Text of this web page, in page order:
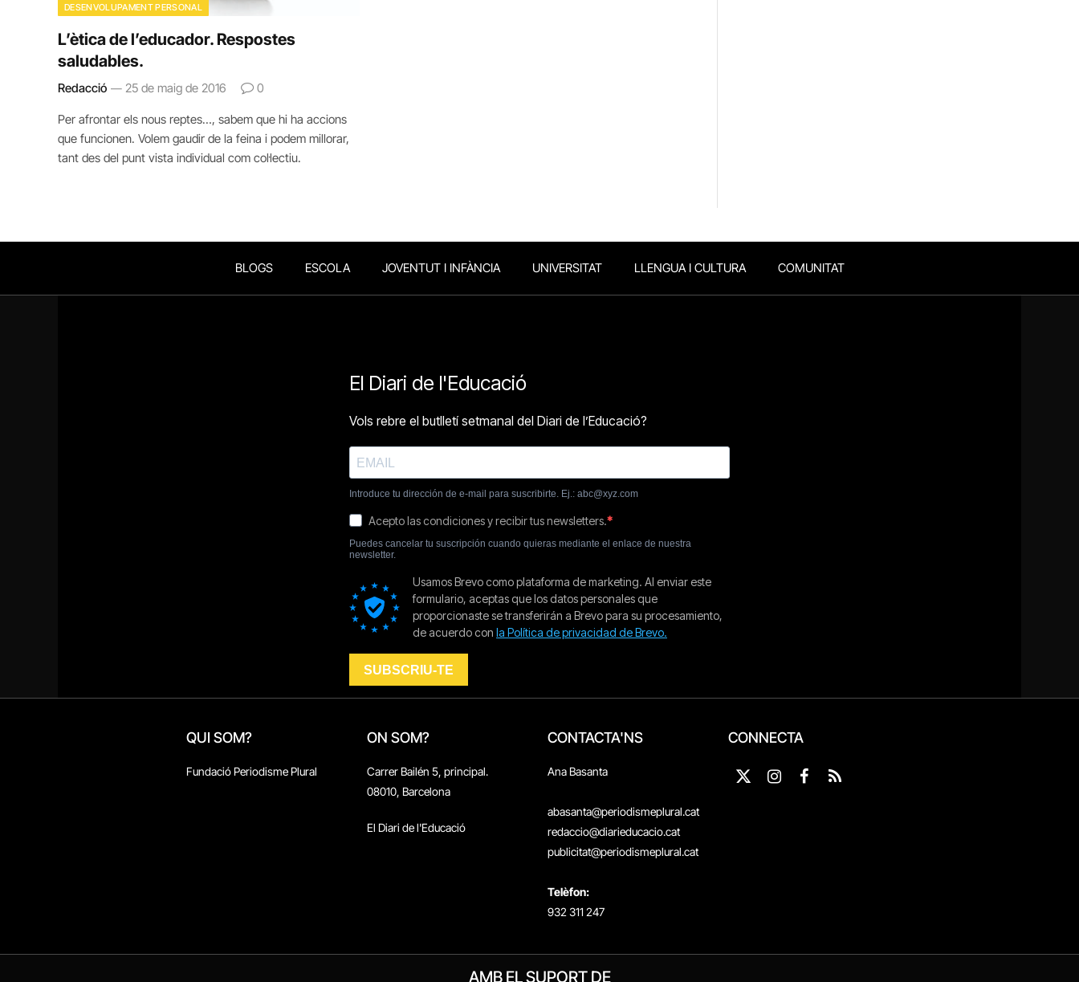
DESENVOLUPAMENT PERSONAL
L’ètica de l’educador. Respostes
saludables.
Redacció 25 de maig de 2016 0
Per afrontar els nous reptes…, sabem que hi ha accions
que funcionen. Volem gaudir de la feina i podem millorar,
tant des del punt vista individual com col·lectiu.
BLOGS ESCOLA JOVENTUT I INFÀNCIA UNIVERSITAT LLENGUA I CULTURA COMUNITAT
QUI SOM?
Fundació Periodisme Plural
ON SOM?
Carrer Bailén 5, principal.
08010, Barcelona
El Diari de l'Educació
CONTACTA'NS
Ana Basanta
abasanta@periodismeplural.cat
redaccio@diarieducacio.cat
publicitat@periodismeplural.cat
Telèfon:
932 311 247
CONNECTA
X
InstagramFacebook
RSS
AMB EL SUPORT DE